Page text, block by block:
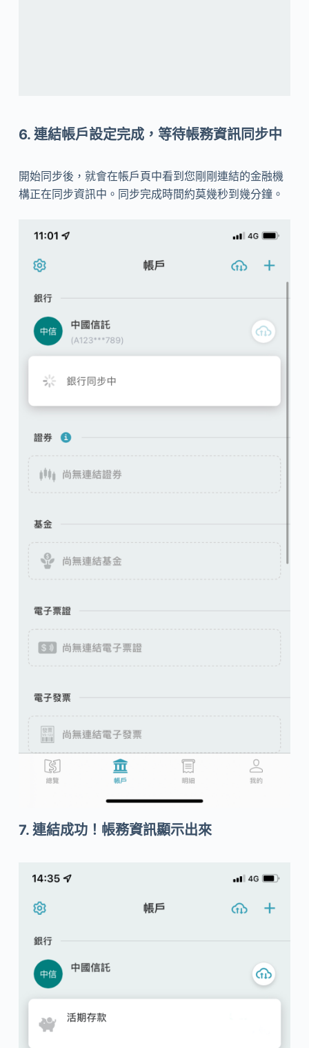
6. 連結帳戶設定完成，等待帳務資訊同步中
開始同步後，就會在帳戶頁中看到您剛剛連結的金融機
構正在同步資訊中。同步完成時間約莫幾秒到幾分鐘。
7. 連結成功！帳務資訊顯示出來